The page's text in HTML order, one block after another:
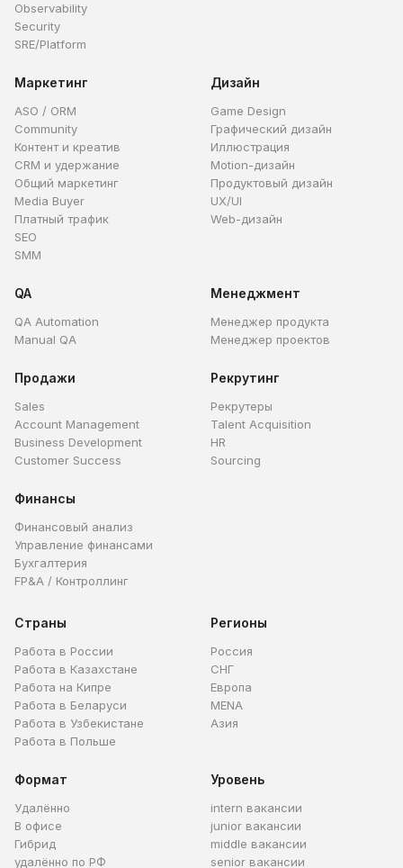
Observability
Security
SRE/Platform
Маркетинг
ASO / ORM
Community
Контент и креатив
CRM и удержание
Общий маркетинг
Media Buyer
Платный трафик
SEO
SMM
Дизайн
Game Design
Графический дизайн
Иллюстрация
Motion-дизайн
Продуктовый дизайн
UX/UI
Web-дизайн
QA
QA Automation
Manual QA
Менеджмент
Менеджер продукта
Менеджер проектов
Продажи
Sales
Account Management
Business Development
Customer Success
Рекрутинг
Рекрутеры
Talent Acquisition
HR
Sourcing
Финансы
Финансовый анализ
Управление финансами
Бухгалтерия
FP&A / Контроллинг
Страны
Работа в России
Работа в Казахстане
Работа на Кипре
Работа в Беларуси
Работа в Узбекистане
Работа в Польше
Регионы
Россия
СНГ
Европа
MENA
Азия
Формат
Удалённо
В офисе
Гибрид
удалённо по РФ
Уровень
intern вакансии
junior вакансии
middle вакансии
senior вакансии